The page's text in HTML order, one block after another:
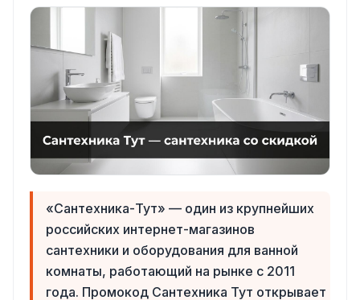
«Сантехника-Тут» — один из крупнейших
российских интернет-магазинов
сантехники и оборудования для ванной
комнаты, работающий на рынке с 2011
года. Промокод Сантехника Тут открывает